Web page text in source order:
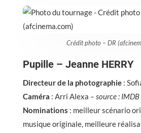
Crédit photo – DR
Pupille – Jeanne HERRY
Directeur de la photographie:
Caméra : Arri Alexa – source : IMDB
Nominations : meilleur scénario
musique originale, meilleure